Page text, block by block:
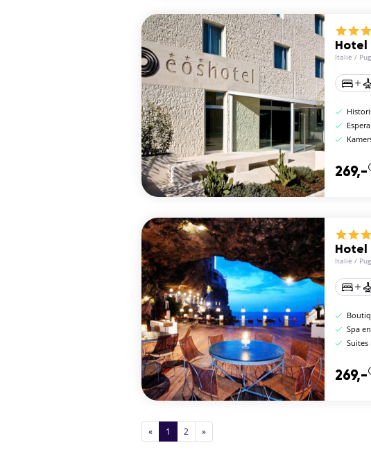
Hotel
Italië /
Kamers
269,-
Hotel
Italië /
Boutique
Spa en
Suites
269,-
« 1 2 »